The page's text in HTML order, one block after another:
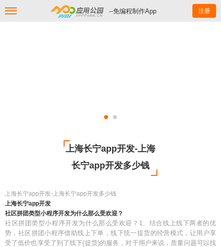
--免编程制作App 注册
上海长宁app开发-上海
长宁app开发多少钱
上海长宁app开发-上海长宁app开发多少钱
上海长宁app开发
社区拼团类型小程序开发为什么那么受欢迎？
社区拼团类型小程序开发为什么那么受欢迎？1、结合线上线下两者的优
势，社区拼团小程序借助线上下单，线下统一提货的经营模式，让用户享
受了低价也享受了到了线下(提货)的服务，对于用户来说，质量问题可以找